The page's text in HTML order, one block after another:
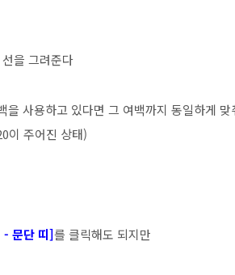
을 그려준다
을 사용하고 있다면 그 여백까지 동일하게
이 주어진 상태)
- 문단 띠]를 클릭해도 되지만